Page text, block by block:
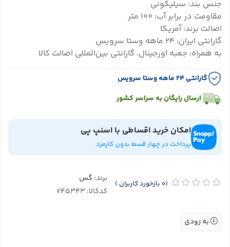
جنس بند: سیلیکونی
مقاومت در برابر آب: ۱۰۰ متر
اصالت برند: آمریکا
گارانتی ایران: ۲۴ ماهه وستا سرویس
به همراه: جعبه اورجینال، گارانتی بین‌المللی اصالت کالا
گارانتی ۲۴ ماهه وستا سرویس
ارسال رایگان به سراسر کشور
امکان خرید اقساطی با اسنپ پی
پرداخت در چهار قسط بدون کارمزد
(0 بازخورد کاربران ) برند: گس
کدکالا:
به زودی